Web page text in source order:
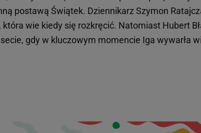
postawą Świątek. Dziennikarz Szymon
wie kiedy się rozkręcić. Natomiast Hubert
gdy w kluczowym momencie Iga wywarła